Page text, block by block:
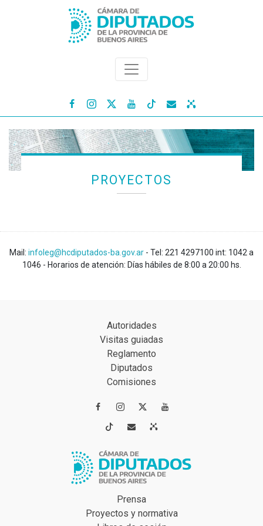
   
PROYECTOS
Mail: infoleg@hcdiputados-ba.gov.ar - Tel: 221 4297100 int: 1042 a
1046 - Horarios de atención: Días hábiles de 8:00 a 20:00 hs.
Autoridades
Visitas guiadas
Reglamento
Diputados
Comisiones
 
 
Prensa
Proyectos y normativa